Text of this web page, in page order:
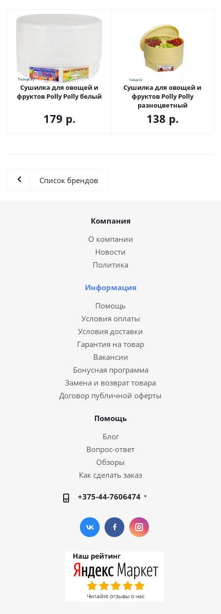
Сушилка для овощей и
фруктов Polly Polly белый
179 р.
Сушилка для овощей и
фруктов Polly Polly
разноцветный
138 р.
Список брендов
Компания
О компании
Новости
Политика
Информация
Помощь
Условия оплаты
Условия доставки
Гарантия на товар
Вакансии
Бонусная программа
Замена и возврат товара
Договор публичной оферты
Помощь
Блог
Вопрос-ответ
Обзоры
Как сделать заказ
+375-44-7606474